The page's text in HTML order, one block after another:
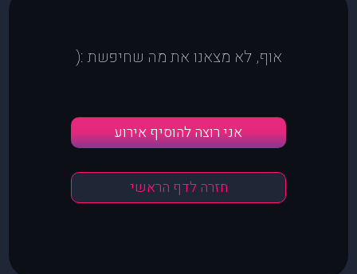
אוף, לא מצאנו את מה שחיפשת :(
אני רוצה להוסיף אירוע
חזרה לדף הראשי